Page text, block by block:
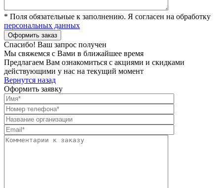
* Поля обязательные к заполнению. Я согласен на обработку
персональных данных
Спасибо! Ваш запрос получен
Мы свяжемся с Вами в ближайшее время
Предлагаем Вам ознакомиться с акциями и скидками
действующими у нас на текущий момент
Вернутся назад
Оформить заявку